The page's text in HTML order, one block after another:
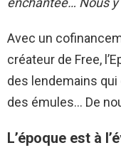
Avec un
créateur de Free,
des lendemains
des émules… De
L’époque est à